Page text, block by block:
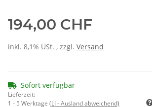
194,00 CHF
inkl. 8,1% USt. , zzgl. Versand
Sofort verfügbar
Lieferzeit:
1 - 5 Werktage (LI - Ausland abweichend)